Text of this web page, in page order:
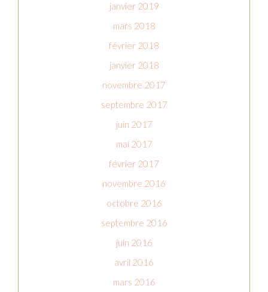
janvier 2019
mars 2018
février 2018
janvier 2018
novembre 2017
septembre 2017
juin 2017
mai 2017
février 2017
novembre 2016
octobre 2016
septembre 2016
juin 2016
avril 2016
mars 2016